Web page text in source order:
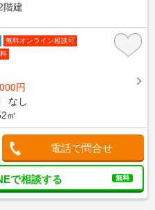
階建
無料オンライン相談可
円
なし
㎡
電話で問合せ
で相談する 無料